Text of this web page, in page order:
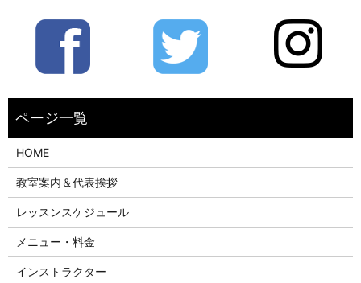
HOME
教室案内＆代表挨拶
レッスンスケジュール
メニュー・料金
インストラクター